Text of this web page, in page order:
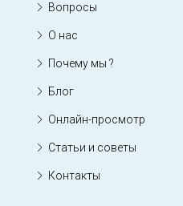
Вопросы
О нас
Почему мы ?
Блог
Онлайн-просмотр
Статьи и советы
Контакты